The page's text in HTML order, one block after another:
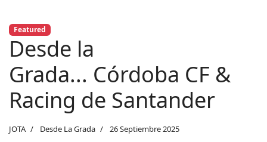
Featured
Desde la
Grada... Córdoba CF &
Racing de Santander
JOTA Desde La Grada 26 Septiembre 2025